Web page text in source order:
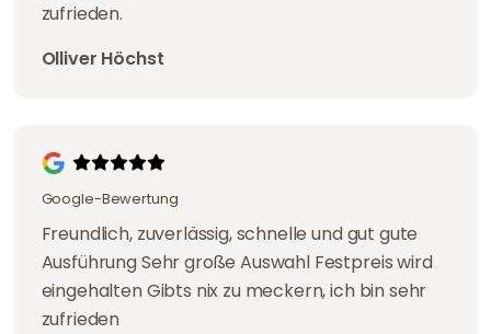
zufrieden.
Olliver Höchst
Google-Bewertung
Freundlich, zuverlässig, schnelle und gut gute
Ausführung Sehr große Auswahl Festpreis wird
eingehalten Gibts nix zu meckern, ich bin sehr
zufrieden